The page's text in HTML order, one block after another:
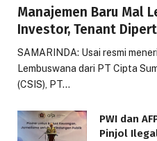
Manajemen Baru Mal
Investor, Tenant
SAMARINDA: Usai resmi
Lembuswana dari PT Cipta
(CSIS), PT…
PWI dan
Pinjol